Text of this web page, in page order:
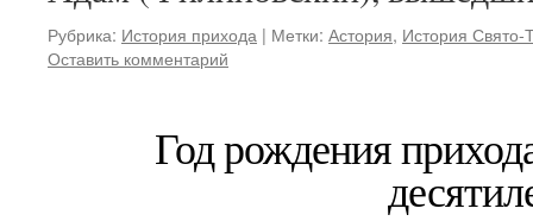
Рубрика: История прихода | Метки: Астория, История
Оставить комментарий
Год рождения